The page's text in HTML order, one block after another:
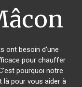
ont besoin d'une
pour chauffer
pourquoi notre
là pour vous aider à